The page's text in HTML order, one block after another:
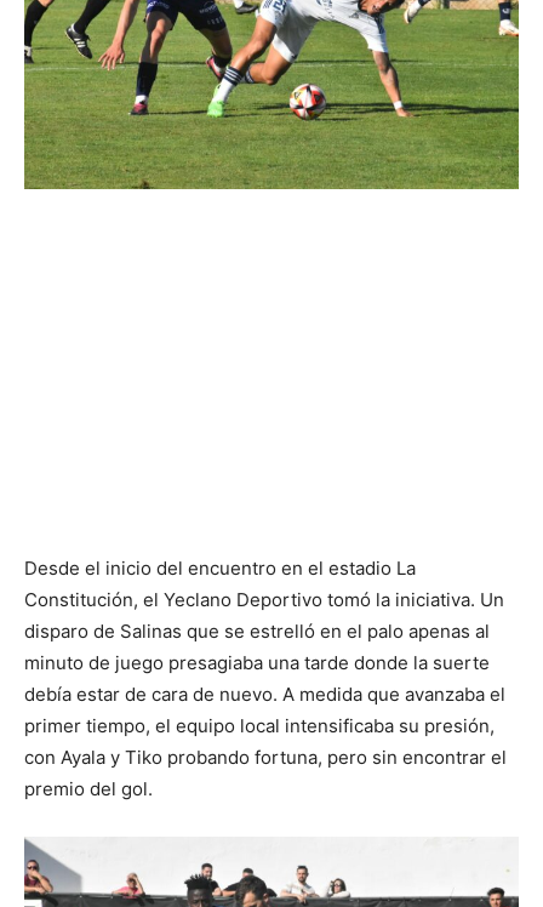
Desde el inicio del encuentro en el estadio La
Constitución, el Yeclano Deportivo tomó la iniciativa. Un
disparo de Salinas que se estrelló en el palo apenas al
minuto de juego presagiaba una tarde donde la suerte
debía estar de cara de nuevo. A medida que avanzaba el
primer tiempo, el equipo local intensificaba su presión,
con Ayala y Tiko probando fortuna, pero sin encontrar el
premio del gol.